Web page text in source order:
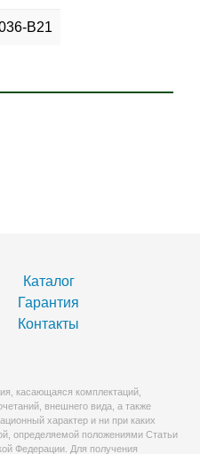
B21
Каталог
Гарантия
Контакты
касающаяся комплектаций,
внешнего вида, а также
характер и ни при каких
определяемой положениями Статьи
Федерации. Для получения